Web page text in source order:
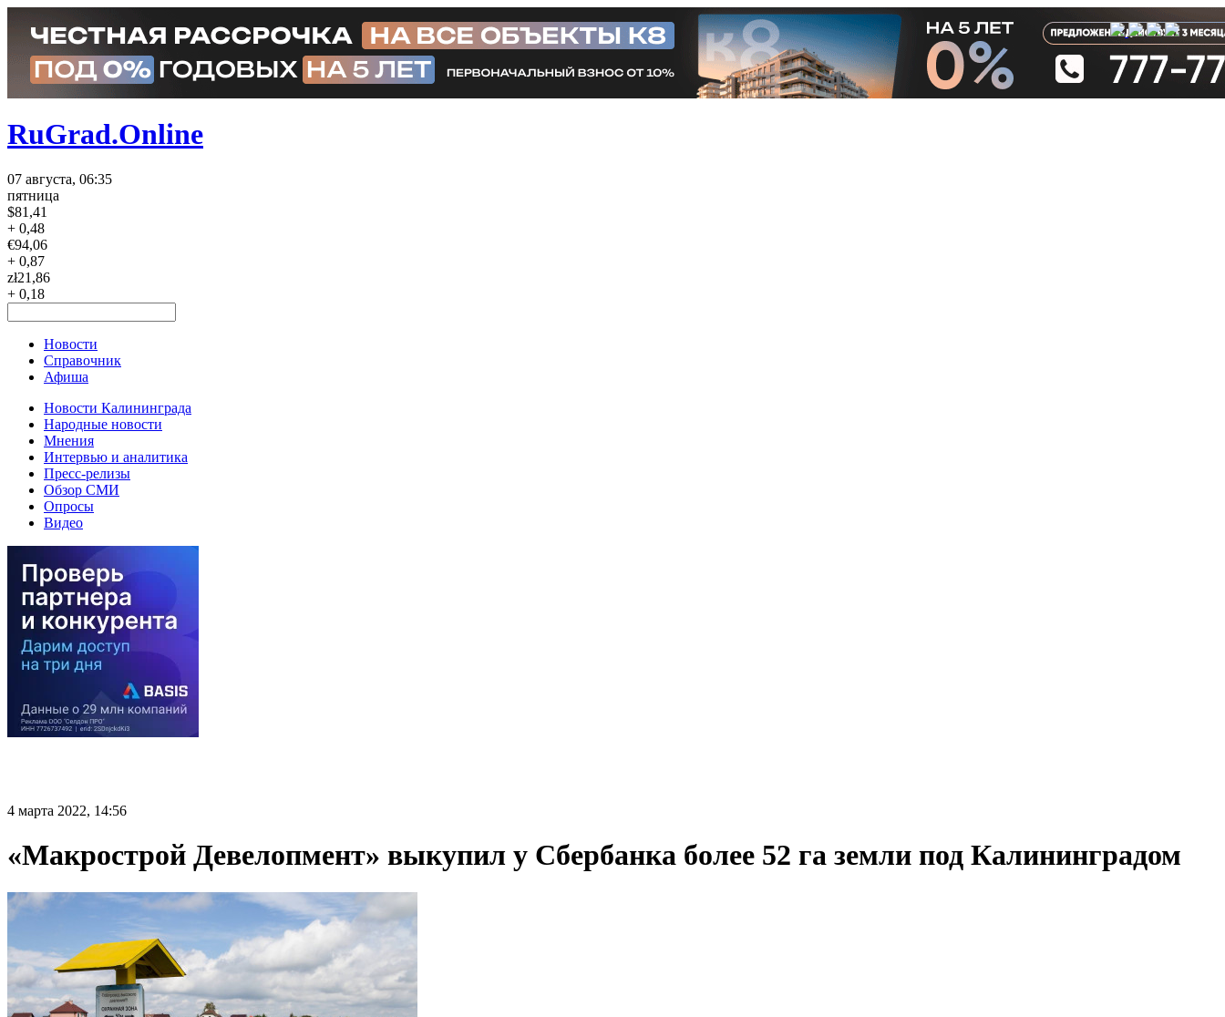
RuGrad.Online
07 августа, 06:35
пятница
$81,41
+ 0,48
€94,06
+ 0,87
zł21,86
+ 0,18
Новости
Справочник
Афиша
Новости Калининграда
Народные новости
Мнения
Интервью и аналитика
Пресс-релизы
Обзор СМИ
Опросы
Видео
4 марта 2022, 14:56
«Макрострой Девелопмент» выкупил у Сбербанка более 52 га земли под Калининградом